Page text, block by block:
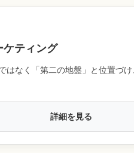
ケティング
はなく「第二の地盤」と位置づ
詳細を見る